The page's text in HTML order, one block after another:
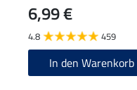
6,99 €
4.8 459
In den Warenkorb